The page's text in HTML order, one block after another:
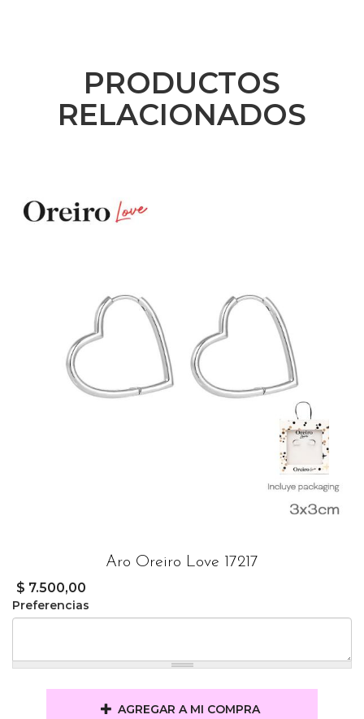
PRODUCTOS
RELACIONADOS
Aro Oreiro Love 17217
$ 7.500,00
Preferencias
AGREGAR A MI COMPRA